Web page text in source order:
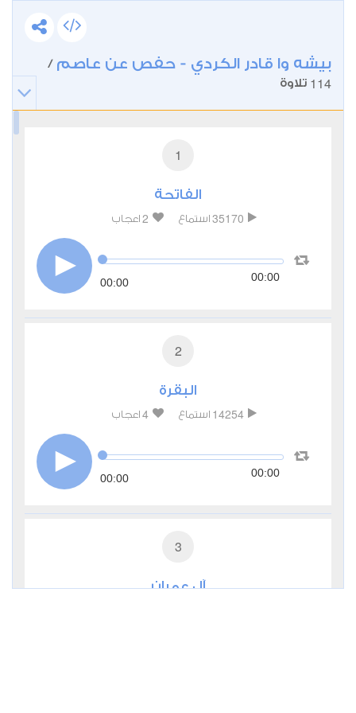
بيشه وا قادر الكردي - حفص عن عاصم /
114 تلاوة
1
الفاتحة
35170 استماع 2 اعجاب
00:00 00:00
2
البقرة
14254 استماع 4 اعجاب
00:00 00:00
3
آل عمران